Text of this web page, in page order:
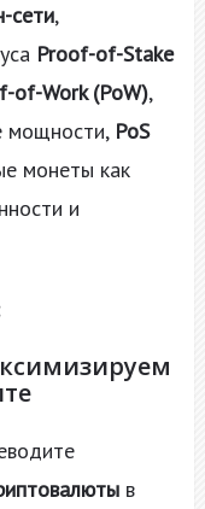
сети,
Proof-of-Stake
of-Work (PoW),
мощности, PoS
монеты как
и
в